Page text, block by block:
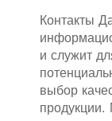
Контакты
и служит
выбор